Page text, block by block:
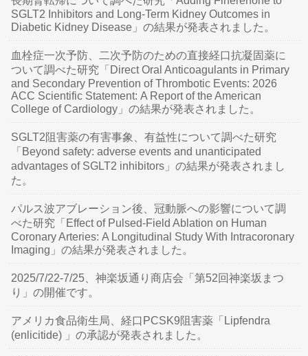
SGLT2 Inhibitors and Long-Term Kidney Outcomes in
Diabetic Kidney Disease」の結果が発表されました。
血栓症一次予防、二次予防のための直接経口抗凝固薬に
ついて調べた研究「Direct Oral Anticoagulants in Primary
and Secondary Prevention of Thrombotic Events: 2026
ACC Scientific Statement: A Report of the American
College of Cardiology」の結果が発表されました。
SGLT2阻害薬の有害事象、有益性について調べた研究
「Beyond safety: adverse events and unanticipated
advantages of SGLT2 inhibitors」の結果が発表されまし
た。
パルス波アブレーション後、冠動脈への影響について調
べた研究「Effect of Pulsed-Field Ablation on Human
Coronary Arteries: A Longitudinal Study With Intracoronary
Imaging」の結果が発表されました。
2025/7/22-7/25、神楽坂通り商店会「第52回神楽坂まつ
り」の開催です。
アメリカ食品衛生局、経口PCSK9阻害薬「Lipfendra
(enlicitide) 」の承認が発表されました。